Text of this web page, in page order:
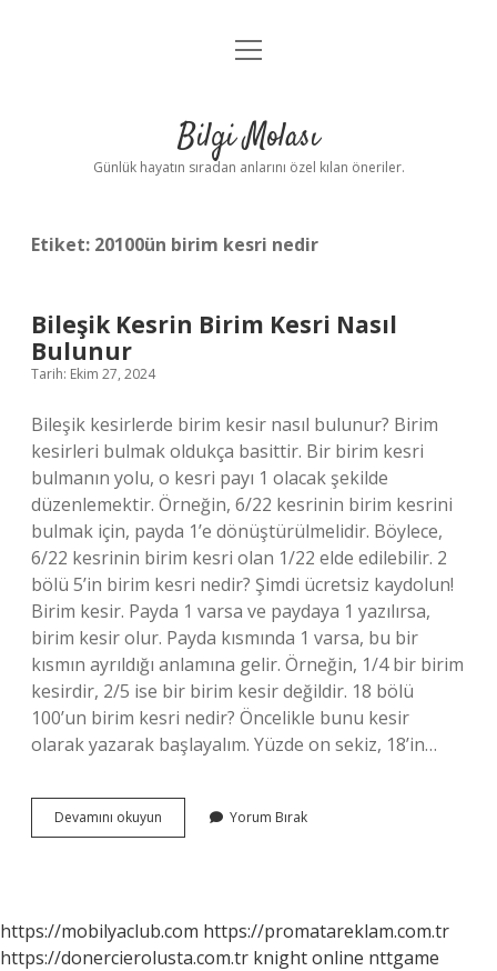
Anasayfa
Yasal Uyarı
menüyü
Bilgi Molası
Günlük hayatın sıradan anlarını özel kılan öneriler.
Etiket: 20100ün birim kesri nedir
Bileşik Kesrin Birim Kesri Nasıl
Bulunur
Tarih: Ekim 27, 2024
Bileşik kesirlerde birim kesir nasıl bulunur? Birim
kesirleri bulmak oldukça basittir. Bir birim kesri
bulmanın yolu, o kesri payı 1 olacak şekilde
düzenlemektir. Örneğin, 6/22 kesrinin birim kesrini
bulmak için, payda 1’e dönüştürülmelidir. Böylece,
6/22 kesrinin birim kesri olan 1/22 elde edilebilir. 2
bölü 5’in birim kesri nedir? Şimdi ücretsiz kaydolun!
Birim kesir. Payda 1 varsa ve paydaya 1 yazılırsa,
birim kesir olur. Payda kısmında 1 varsa, bu bir
kısmın ayrıldığı anlamına gelir. Örneğin, 1/4 bir birim
kesirdir, 2/5 ise bir birim kesir değildir. 18 bölü
100’un birim kesri nedir? Öncelikle bunu kesir
olarak yazarak başlayalım. Yüzde on sekiz, 18’in…
Devamını okuyun
Kesrin
Yorum Bırak
https://mobilyaclub.com https://promatareklam.com.tr
https://donercierolusta.com.tr knight online nttgame